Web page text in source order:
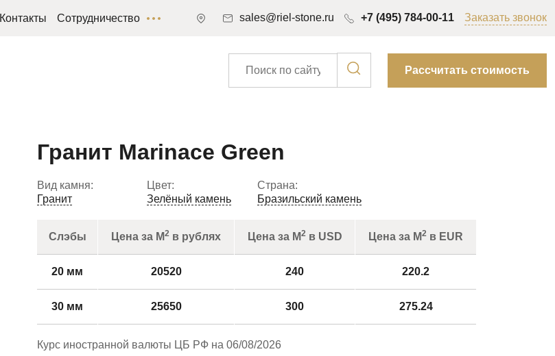
Контакты Сотрудничество sales@riel-stone.ru +7 (495) 784-00-11 Заказать звонок
Рассчитать стоимость
Гранит Marinace Green
Вид камня:
Гранит
Цвет:
Зелёный камень
Страна:
Бразильский камень
Слэбы Цена за М2 в рублях Цена за М2в USD Цена за М2 в EUR
20 мм 20520 240 220.2
30 мм 25650 300 275.24
Курс иностранной валюты ЦБ РФ на 06/08/2026